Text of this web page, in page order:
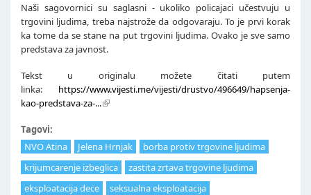
Naši sagovornici su saglasni - ukoliko policajaci učestvuju u
trgovini ljudima, treba najstrože da odgovaraju. To je prvi korak
ka tome da se stane na put trgovini ljudima. Ovako je sve samo
predstava za javnost.
Tekst u originalu možete čitati putem
linka: https://www.vijesti.me/vijesti/drustvo/496649/hapsenja-
kao-predstava-za-...
Tagovi:
NVO Atina
Jelena Hrnjak
borba protiv trgovine ljudima
krijumcarenje izbeglica
zastita zrtava trgovine ljudima
eksploatacija dece
seksualna eksploatacija